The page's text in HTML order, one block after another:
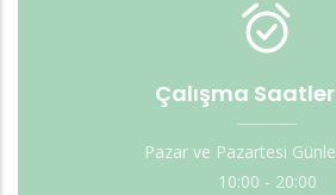
Çalışma
Pazar ve Pazartesi
10:00 - 20:00